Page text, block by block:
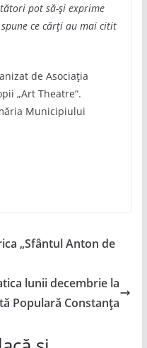
pot să-și exprime
ce cărți au mai citit
de Asociația
„Art Theatre“.
Municipiului
„Sfântul Anton de
lunii decembrie la
Populară Constanța